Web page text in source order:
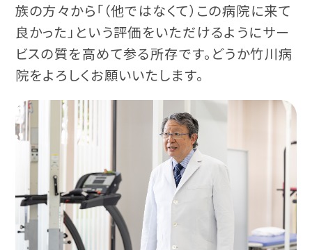
族の方々から「（他ではなくて）この病院に来て
良かった」という評価をいただけるようにサー
ビスの質を高めて参る所存です。どうか竹川病
院をよろしくお願いいたします。